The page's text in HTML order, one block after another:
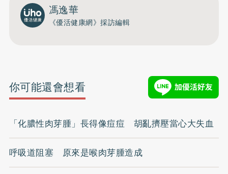
馮逸華
《優活健康網》採訪編輯
你可能還會想看
「化膿性肉芽腫」長得像痘痘 胡亂擠壓當心大失血
呼吸道阻塞 原來是喉肉芽腫造成